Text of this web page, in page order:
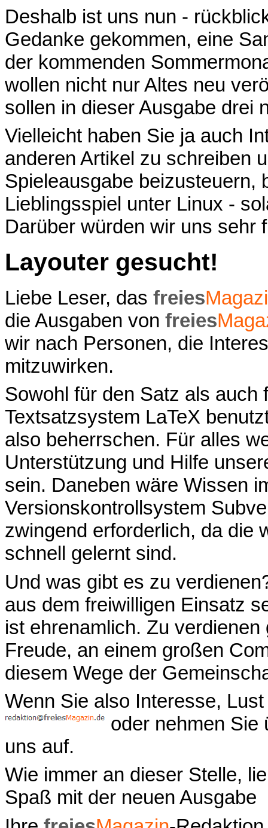
Deshalb ist uns nun -
Gedanke gekommen, eine
der kommenden
wollen nicht nur Altes neu
sollen in dieser Ausgabe drei
Vielleicht haben Sie ja auch
anderen Artikel zu schreiben
Spieleausgabe beizusteuern,
Lieblingsspiel unter Linux -
Darüber würden wir uns sehr
Layouter gesucht!
Liebe Leser, das freies
die Ausgaben von freies
wir nach Personen, die
mitzuwirken.
Sowohl für den Satz als auch
Textsatzsystem LaTeX
also beherrschen. Für alles
Unterstützung und Hilfe
sein. Daneben wäre Wissen
Versionskontrollsystem
zwingend erforderlich, da die
schnell gelernt sind.
Und was gibt es zu
aus dem freiwilligen Einsatz
ist ehrenamlich. Zu
Freude, an einem großen
diesem Wege der
Wenn Sie also Interesse,
oder nehmen
uns auf.
Wie immer an dieser Stelle,
Spaß mit der neuen Ausgabe